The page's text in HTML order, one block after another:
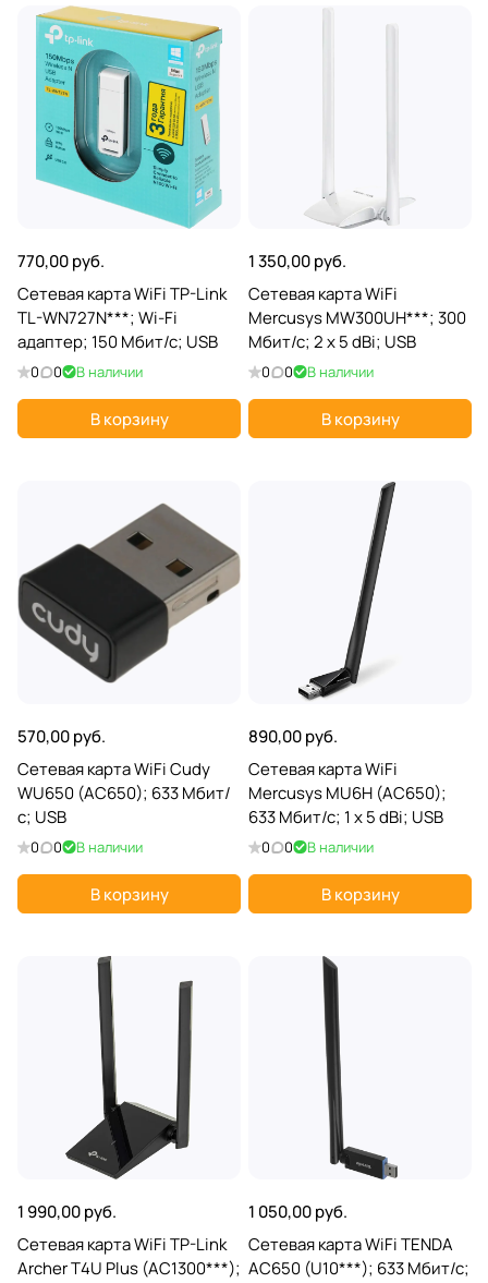
770,00 руб.
Сетевая карта WiFi TP-Link
TL-WN727N***; Wi-Fi
адаптер; 150 Мбит/с; USB
0 0 В наличии
В корзину
1 350,00 руб.
Сетевая карта WiFi
Mercusys MW300UH***; 300
Мбит/с; 2 x 5 dBi; USB
0 0 В наличии
В корзину
570,00 руб.
Сетевая карта WiFi Cudy
WU650 (AC650); 633 Мбит/
с; USB
0 0 В наличии
В корзину
890,00 руб.
Сетевая карта WiFi
Mercusys MU6H (AC650);
633 Мбит/с; 1 x 5 dBi; USB
0 0 В наличии
В корзину
1 990,00 руб.
Сетевая карта WiFi TP-Link
Archer T4U Plus (AC1300***);
1 050,00 руб.
Сетевая карта WiFi TENDA
AC650 (U10***); 633 Мбит/с;